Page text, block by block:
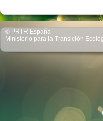
© PRTR España
Ministerio para la Transición